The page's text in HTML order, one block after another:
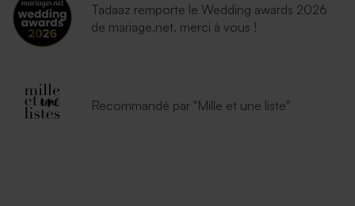
Tadaaz remporte le Wedding awards 2026
de mariage.net, merci à vous !
Recommandé par "Mille et une liste"